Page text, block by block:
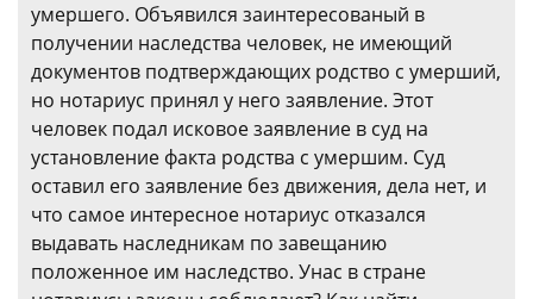
умершего. Объявился заинтересованый в
получении наследства человек, не имеющий
документов подтверждающих родство с умерший,
но нотариус принял у него заявление. Этот
человек подал исковое заявление в суд на
установление факта родства с умершим. Суд
оставил его заявление без движения, дела нет, и
что самое интересное нотариус отказался
выдавать наследникам по завещанию
положенное им наследство. Унас в стране